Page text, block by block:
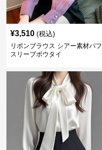
¥3,510 (税込)
リボンブラウス シアー素材パフ
スリーブボウタイ